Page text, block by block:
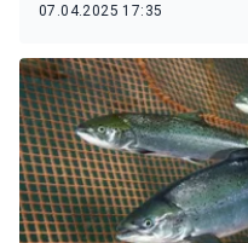
07.04.2025 17:35